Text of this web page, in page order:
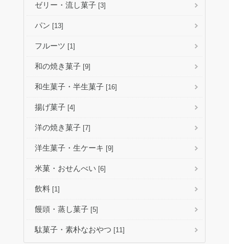
ゼリー・流し菓子 [3]
パン [13]
フルーツ [1]
和の焼き菓子 [9]
和生菓子・半生菓子 [16]
揚げ菓子 [4]
洋の焼き菓子 [7]
洋生菓子・生ケーキ [9]
米菓・おせんべい [6]
飲料 [1]
饅頭・蒸し菓子 [5]
駄菓子・素朴なおやつ [11]